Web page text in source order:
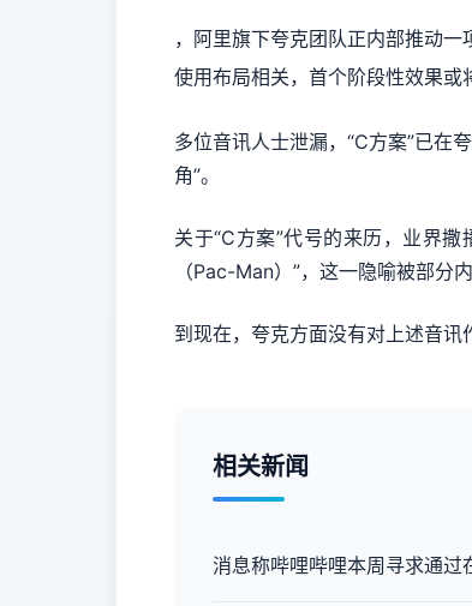
，阿里旗下夸克团队正内部推动
使用布局相关，首个阶段性效果或
多位音讯人士泄漏，“C方案”已在
角”。
关于“C方案”代号的来历，业界
（Pac-Man）”，这一隐喻被部分
到现在，夸克方面没有对上述音讯
相关新闻
消息称哔哩哔哩本周寻求通